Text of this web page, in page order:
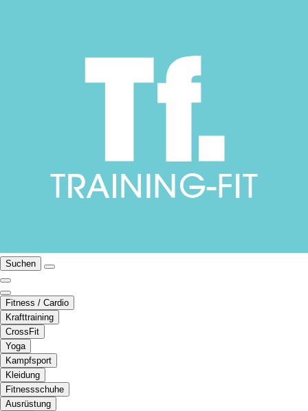
Suchen
Fitness / Cardio
Krafttraining
CrossFit
Yoga
Kampfsport
Kleidung
Fitnessschuhe
Ausrüstung